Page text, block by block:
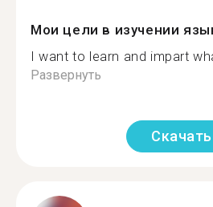
Мои цели в изучении
I want to learn and impart
Развернуть